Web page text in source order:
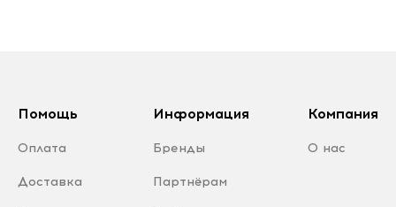
Помощь
Оплата
Доставка
Информация
Бренды
Партнёрам
Компания
О нас